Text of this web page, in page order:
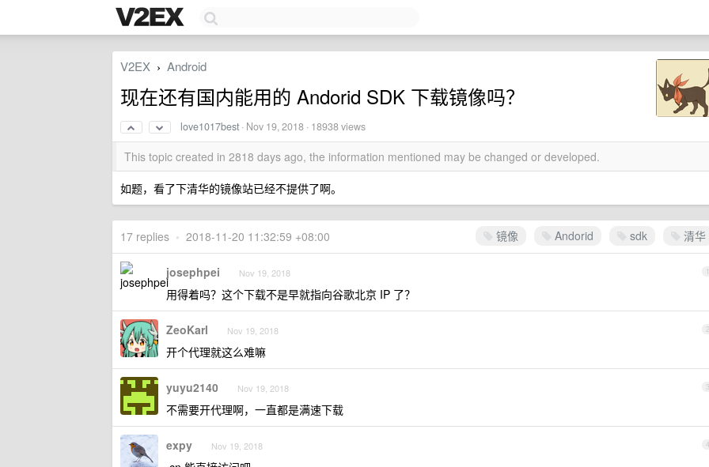
V2EX › Android
现在还有国内能用的 Andorid SDK 下载镜像吗？
love1017best · Nov 19, 2018 · 18938 views
This topic created in 2818 days ago, the information mentioned may be changed or developed.
如题，看了下清华的镜像站已经不提供了啊。
镜像 Andorid sdk 清华
17 replies • 2018-11-20 11:32:59 +08:00
1
josephpei Nov 19, 2018
用得着吗？这个下载不是早就指向谷歌北京 IP 了？
2
ZeoKarl Nov 19, 2018
开个代理就这么难嘛
3
yuyu2140 Nov 19, 2018
不需要开代理啊，一直都是满速下载
4
expy Nov 19, 2018